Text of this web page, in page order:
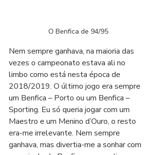
O Benfica de 94/95
Nem sempre ganhava, na maioria das
vezes o campeonato estava ali no
limbo como está nesta época de
2018/2019. O último jogo era sempre
um Benfica – Porto ou um Benfica –
Sporting. Eu só queria jogar com um
Maestro e um Menino d’Ouro, o resto
era-me irrelevante. Nem sempre
ganhava, mas divertia-me a sonhar com